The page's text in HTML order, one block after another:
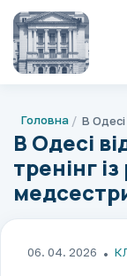
Головна
В Одесі
тренінг
06. 04. 2026